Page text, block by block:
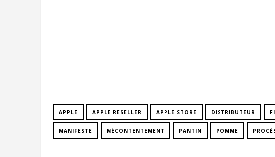
APPLE APPLE RESELLER APPLE STORE DISTRIBUTEUR
MANIFESTE MÉCONTENTEMENT PANTIN POMME